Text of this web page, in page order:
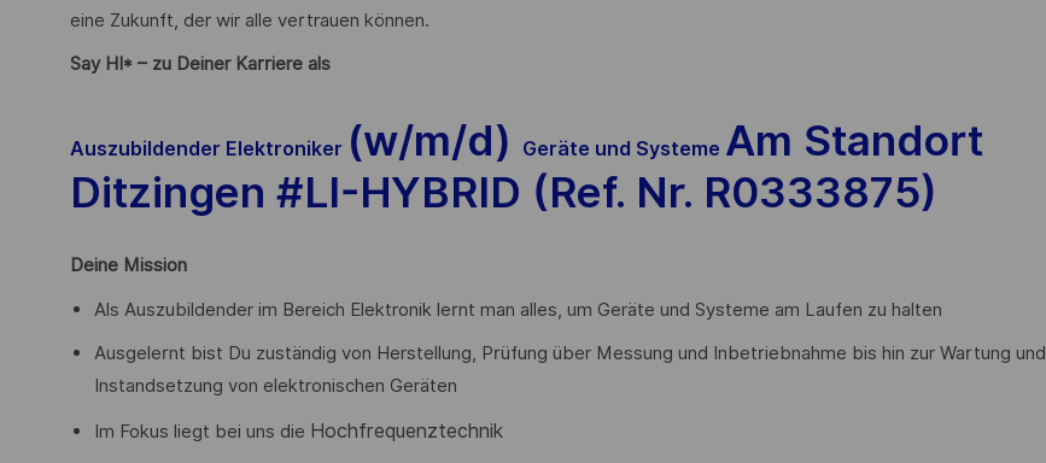
eine Zukunft, der wir alle vertrauen können.
Say HI* – zu Deiner Karriere als
Auszubildender Elektroniker (w/m/d) Geräte und Systeme Am Standort
Ditzingen #LI-HYBRID (Ref. Nr. R0333875)
Deine Mission
Als Auszubildender im Bereich Elektronik lernt man alles, um Geräte und Systeme am Laufen zu halten
Ausgelernt bist Du zuständig von Herstellung, Prüfung über Messung und Inbetriebnahme bis hin zur Wartung und
Instandsetzung von elektronischen Geräten
Im Fokus liegt bei uns die Hochfrequenztechnik